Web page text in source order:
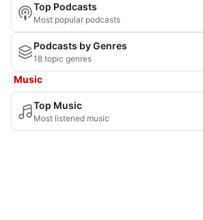
Top Podcasts
Most popular podcasts
Podcasts by Genres
18 topic genres
Music
Top Music
Most listened music